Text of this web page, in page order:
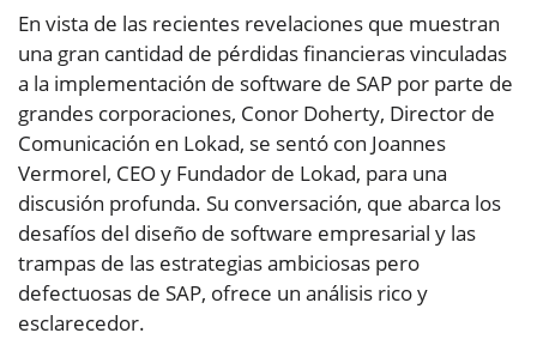
En vista de las recientes revelaciones que muestran
una gran cantidad de pérdidas financieras vinculadas
a la implementación de software de SAP por parte de
grandes corporaciones, Conor Doherty, Director de
Comunicación en Lokad, se sentó con Joannes
Vermorel, CEO y Fundador de Lokad, para una
discusión profunda. Su conversación, que abarca los
desafíos del diseño de software empresarial y las
trampas de las estrategias ambiciosas pero
defectuosas de SAP, ofrece un análisis rico y
esclarecedor.